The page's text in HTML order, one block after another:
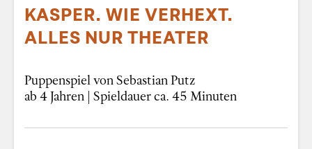
KASPER. WIE VERHEXT.
ALLES NUR THEATER
Puppenspiel von Sebastian Putz
ab 4 Jahren | Spieldauer ca. 45 Minuten